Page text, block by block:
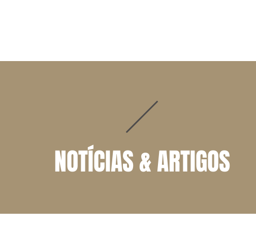
NOTÍCIAS & ARTIGOS